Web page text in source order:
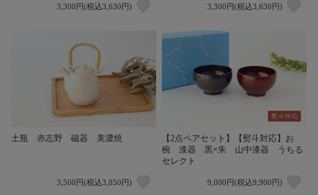
3,300円(税込3,630円) 3,300円(税込3,630円)
土瓶 赤志野 磁器 美濃焼
3,500円(税込3,850円)
【2点ペアセット】【熨斗対応】お
椀 漆器 黒×朱 山中漆器 うちる
セレクト
9,000円(税込9,900円)